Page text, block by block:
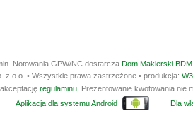
Notowania GPW/NC dostarcza Dom Maklerski
z o.o. • Wszystkie prawa zastrzeżone • produkcja:
regulaminu . Prezentowanie kwotowania
Aplikacja dla systemu Android Dla